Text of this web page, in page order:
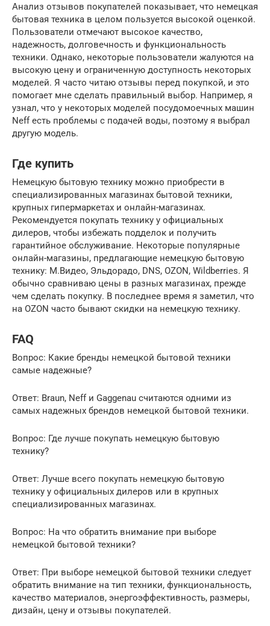
Анализ отзывов покупателей показывает, что немецкая
бытовая техника в целом пользуется высокой оценкой.
Пользователи отмечают высокое качество,
надежность, долговечность и функциональность
техники. Однако, некоторые пользователи жалуются на
высокую цену и ограниченную доступность некоторых
моделей. Я часто читаю отзывы перед покупкой, и это
помогает мне сделать правильный выбор. Например, я
узнал, что у некоторых моделей посудомоечных машин
Neff есть проблемы с подачей воды, поэтому я выбрал
другую модель.
Где купить
Немецкую бытовую технику можно приобрести в
специализированных магазинах бытовой техники,
крупных гипермаркетах и онлайн-магазинах.
Рекомендуется покупать технику у официальных
дилеров, чтобы избежать подделок и получить
гарантийное обслуживание. Некоторые популярные
онлайн-магазины, предлагающие немецкую бытовую
технику: М.Видео, Эльдорадо, DNS, OZON, Wildberries. Я
обычно сравниваю цены в разных магазинах, прежде
чем сделать покупку. В последнее время я заметил, что
на OZON часто бывают скидки на немецкую технику.
FAQ
Вопрос: Какие бренды немецкой бытовой техники
самые надежные?
Ответ: Braun, Neff и Gaggenau считаются одними из
самых надежных брендов немецкой бытовой техники.
Вопрос: Где лучше покупать немецкую бытовую
технику?
Ответ: Лучше всего покупать немецкую бытовую
технику у официальных дилеров или в крупных
специализированных магазинах.
Вопрос: На что обратить внимание при выборе
немецкой бытовой техники?
Ответ: При выборе немецкой бытовой техники следует
обратить внимание на тип техники, функциональность,
качество материалов, энергоэффективность, размеры,
дизайн, цену и отзывы покупателей.